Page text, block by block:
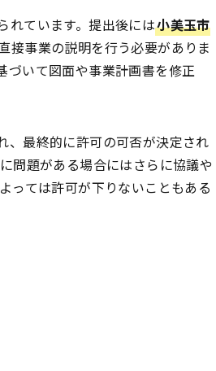
れています。提出後には小美玉市
接事業の説明を行う必要がありま
づいて図面や事業計画書を修正
、最終的に許可の可否が決定され
問題がある場合にはさらに協議や
っては許可が下りないこともある